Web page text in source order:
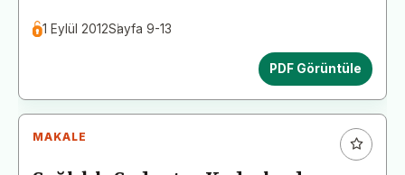
1 Eylül 2012Sayfa 9-13
PDF Görüntüle
MAKALE